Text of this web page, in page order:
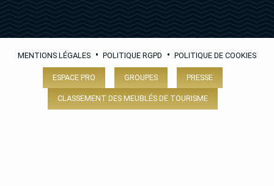
MENTIONS LÉGALES • POLITIQUE RGPD • POLITIQUE DE COOKIES
ESPACE PRO GROUPES PRESSE
CLASSEMENT DES MEUBLÉS DE TOURISME